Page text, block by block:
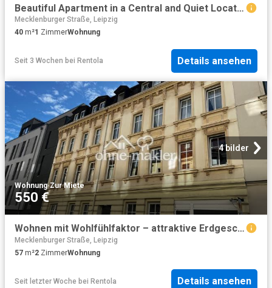
Beautiful Apartment in a Central and Quiet Location in Leipzig, Leipzig Amsterdam Apartments for Rent
Mecklenburger Straße, Leipzig
40 m²1 ZimmerWohnung
Seit 3 Wochen bei Rentola Details ansehen
4 bilder
Wohnung·Zur Miete
550 €
Wohnen mit Wohlfühlfaktor – attraktive Erdgeschosswohnung in Leipzig Lindenau
Mecklenburger Straße, Leipzig
57 m²2 ZimmerWohnung
Seit letzter Woche bei Rentola Details ansehen